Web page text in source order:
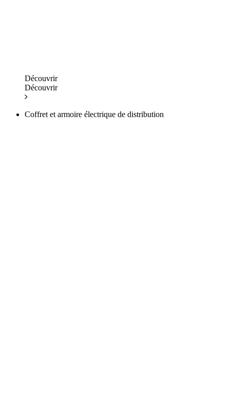
Découvrir
Découvrir
Coffret et armoire électrique de distribution